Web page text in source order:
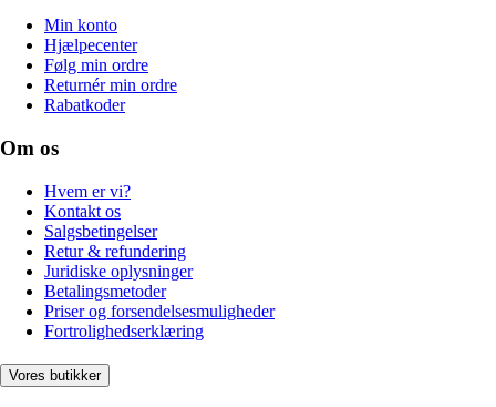
Min konto
Hjælpecenter
Følg min ordre
Returnér min ordre
Rabatkoder
Om os
Hvem er vi?
Kontakt os
Salgsbetingelser
Retur & refundering
Juridiske oplysninger
Betalingsmetoder
Priser og forsendelsesmuligheder
Fortrolighedserklæring
Vores butikker